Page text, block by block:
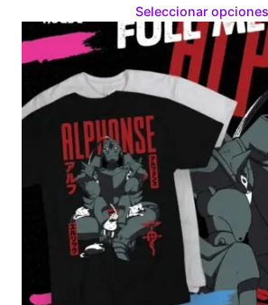
Seleccionar opciones